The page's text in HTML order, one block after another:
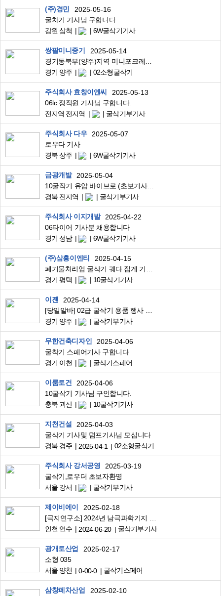
(주)경민
2025-05-16
굴차기 기사님 구합니다
강원 삼척
6W굴삭기기사
쌍팔미니중기
2025-05-14
경기 양주
02소형굴삭기
주식회사 효창이엔씨
2025-05-13
06lc 정직원 기사님 구합니다.
전지역 전지역
굴삭기부기사
주식회사 다우
2025-05-07
로우다 기사
경북 상주
6W굴삭기기사
금광개발
2025-05-04
10굴작기 유압 바이브로 (초보기사님도 배우면서 하면됨) 기사구인 하고자 합니다
경북 전지역
굴삭기부기사
주식회사 이지개발
2025-04-22
06타이어 기사분 채용합니다
경기 성남
6W굴삭기기사
(주)삼흥이엔티
2025-04-15
경기 평택
10굴삭기기사
이젠
2025-04-14
경기 양주
굴삭기부기사
무한건축디자인
2025-04-06
굴착기 스페어기사 구합니다
경기 이천
굴삭기스페어
이룸토건
2025-04-06
10굴삭기 기사님 구인합니다.
충북 괴산
10굴삭기기사
지천건설
2025-04-03
굴삭기 기사및 덤프기사님 모십니다
경북 경주
2025-04-1 02소형굴삭기
주식회사 강서공영
2025-03-19
굴삭기,로우더 초보자환영
서울 강서
굴삭기부기사
제이비에이
2025-02-18
인천 연수
2024-06-20 굴삭기부기사
광개토산업
2025-02-17
소형 035
서울 양천
0-00-0 굴삭기스페어
삼창폐차산업
2025-02-10